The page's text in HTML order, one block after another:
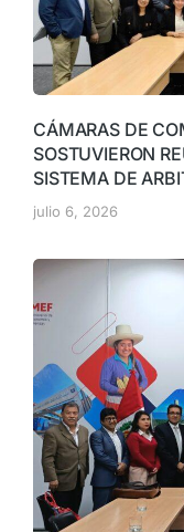
CÁMARAS DE
SOSTUVIERON
SISTEMA DE
julio 6, 2026